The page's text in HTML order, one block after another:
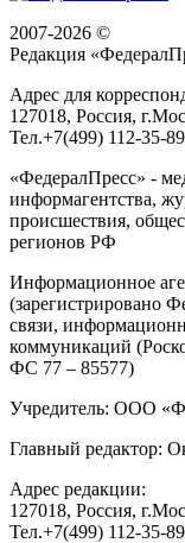
2007-2026 ©
Редакция «
Адрес для
127018, Россия, г.
Тел.+7(499) 112-35-89
«ФедералПресс» -
информагентства,
происшествия,
регионов РФ
Информационное
(зарегистрировано
связи,
коммуникаций
ФС 77 – 85577)
Учредитель: ООО
Главный редактор:
Адрес редакции:
127018, Россия,
Тел.+7(499) 112-35-